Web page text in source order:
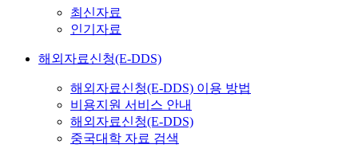
최신자료
인기자료
해외자료신청(E-DDS)
해외자료신청(E-DDS) 이용 방법
비용지원 서비스 안내
해외자료신청(E-DDS)
중국대학 자료 검색